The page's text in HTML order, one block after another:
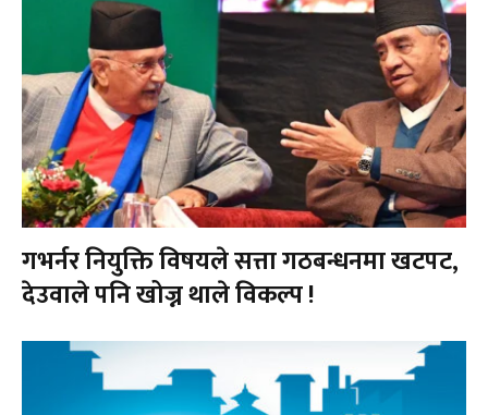
गभर्नर नियुक्ति विषयले सत्ता गठबन्धनमा खटपट,
देउवाले पनि खोज्न थाले विकल्प !